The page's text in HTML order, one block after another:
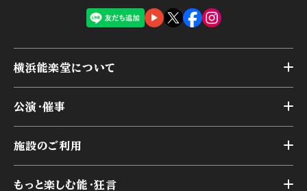
横浜能楽堂について
横浜能楽堂が取り組んだ事業
能舞台の歴史と特徴
様々なお客様に向けて
公演・催事
アーカイブ
施設のご利用
もっと楽しむ能・狂言